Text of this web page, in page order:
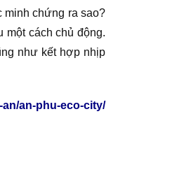
minh chứng ra sao?
cách chủ động.
như kết hợp nhịp
an-phu-eco-city/